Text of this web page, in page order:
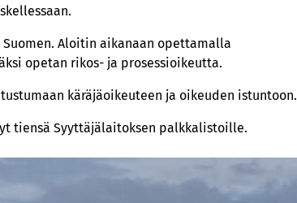
Aloitin aikanaan opettamalla
opetan rikos- ja prosessioikeutta.
käräjäoikeuteen ja oikeuden istuntoon.
tiensä Syyttäjälaitoksen palkkalistoille.